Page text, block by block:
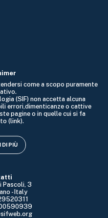
Pascoli, 3
- Italy
come a scopo puramente
(SIF) non accetta alcuna
errori,dimenticanze o cattive
pagine o in quelle cui si fa
(link).
DI PIÙ